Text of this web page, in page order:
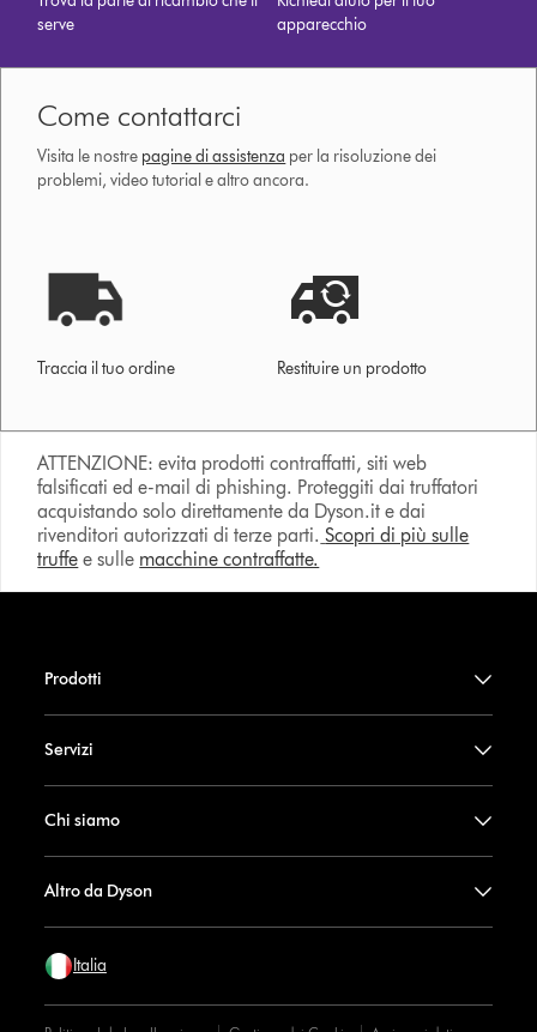
serve
apparecchio
Come contattarci
Visita le nostre pagine di assistenza per la risoluzione dei
problemi, video tutorial e altro ancora.
Traccia il tuo ordine Restituire un prodotto
ATTENZIONE: evita prodotti contraffatti, siti web
falsificati ed e-mail di phishing. Proteggiti dai truffatori
acquistando solo direttamente da Dyson.it e dai
rivenditori autorizzati di terze parti. Scopri di più sulle
truffe e sulle macchine contraffatte.
Prodotti
Servizi
Chi siamo
Altro da Dyson
Italia